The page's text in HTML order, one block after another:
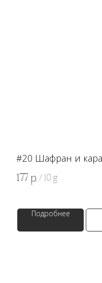
#20 Шафран и
177 р. / 10 g
Подробнее
WB